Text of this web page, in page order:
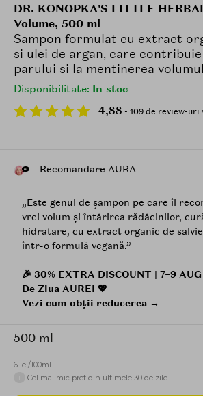
DR. KONOPKA'S LITTLE
Volume, 500 ml
Sampon formulat cu extract
si ulei de argan, care
parului si la mentinerea
Disponibilitate: In stoc
4,88 - 109 de review-uri
Recomandare AURA
„Este genul de șampon pe care îl
vrei volum și întărirea rădăcinilor,
hidratare, cu extract organic de
într-o formulă vegană.”
🎉 30% EXTRA DISCOUNT | 7–9 AUG
De Ziua AUREI 💖
Vezi cum obții reducerea →
500 ml
6 lei/100ml
Cel mai mic pret din ultimele 30 de zile